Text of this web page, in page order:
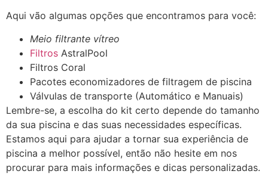
Aqui vão algumas opções que encontramos para você:
Meio filtrante vítreo
Filtros AstralPool
Filtros Coral
Pacotes economizadores de filtragem de piscina
Válvulas de transporte (Automático e Manuais)
Lembre-se, a escolha do kit certo depende do tamanho
da sua piscina e das suas necessidades específicas.
Estamos aqui para ajudar a tornar sua experiência de
piscina a melhor possível, então não hesite em nos
procurar para mais informações e dicas personalizadas.